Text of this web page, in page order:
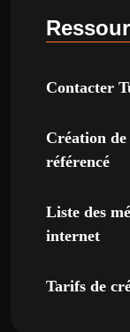
Contacter
Création
référencé
Liste des
internet
Tarifs de